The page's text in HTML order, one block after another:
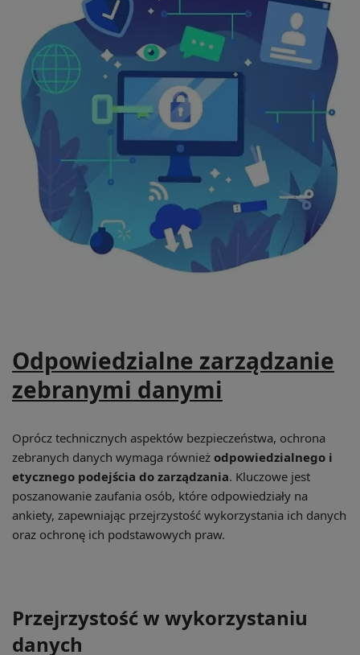
Odpowiedzialne zarządzanie
zebranymi danymi
Oprócz technicznych aspektów bezpieczeństwa, ochrona
zebranych danych wymaga również odpowiedzialnego i
etycznego podejścia do zarządzania. Kluczowe jest
poszanowanie zaufania osób, które odpowiedziały na
ankiety, zapewniając przejrzystość wykorzystania ich danych
oraz ochronę ich podstawowych praw.
Przejrzystość w wykorzystaniu
danych